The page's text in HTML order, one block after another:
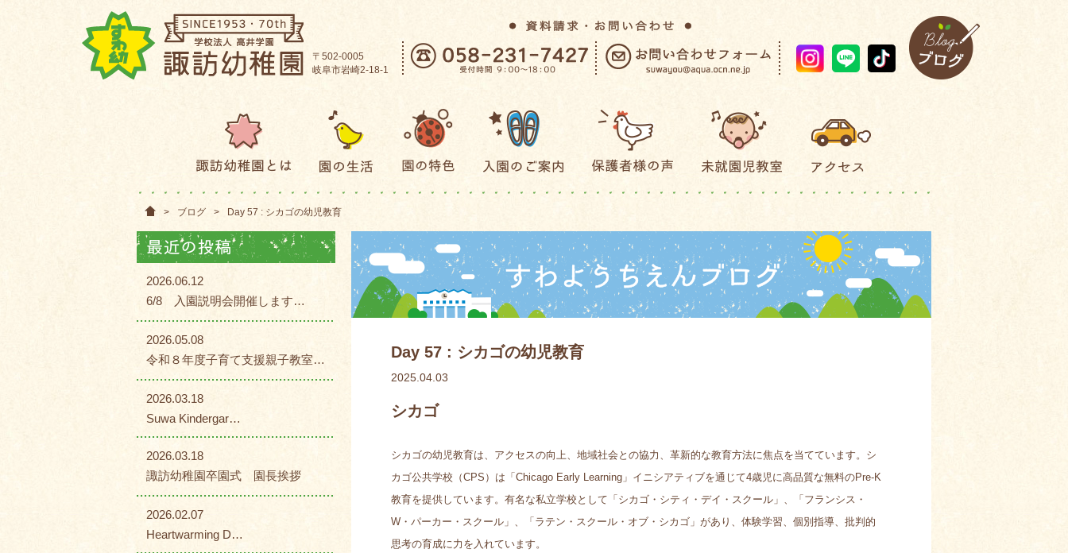
〒502-0005
岐阜市岩崎2-18-1
> ブログ > Day 57 : シカゴの幼児教育
2026.06.12
6/8 入園説明会開催します…
2026.05.08
令和８年度子育て支援親子教室…
2026.03.18
Suwa Kindergar…
2026.03.18
諏訪幼稚園卒園式 園長挨拶
2026.02.07
Heartwarming D…
Day 57 : シカゴの幼児教育
2025.04.03
シカゴ
シカゴの幼児教育は、アクセスの向上、地域社会との協力、革新的な教育方法に焦点を当てています。シ
カゴ公共学校（CPS）は「Chicago Early Learning」イニシアティブを通じて4歳児に高品質な無料のPre-K
教育を提供しています。有名な私立学校として「シカゴ・シティ・デイ・スクール」、「フランシス・
W・パーカー・スクール」、「ラテン・スクール・オブ・シカゴ」があり、体験学習、個別指導、批判的
思考の育成に力を入れています。